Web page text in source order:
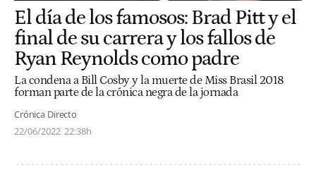
El día de los famosos: Brad Pitt y el
final de su carrera y los fallos de
Ryan Reynolds como padre
La condena a Bill Cosby y la muerte de Miss Brasil 2018
forman parte de la crónica negra de la jornada
Crónica Directo
22/06/2022 22:38h